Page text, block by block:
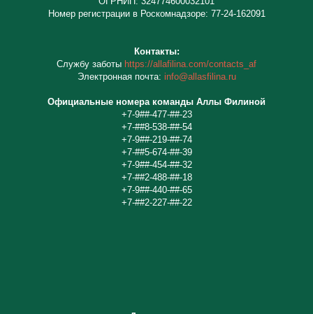
Номер регистрации в Роскомнадзоре: 77-24-162091
Контакты:
Cлужбу заботы https://allafilina.com/contacts_af
Электронная почта: info@allasfilina.ru
Официальные номера команды Аллы Филиной
+7-9##-477-##-23
+7-##8-538-##-54
+7-9##-219-##-74
+7-##5-674-##-39
+7-9##-454-##-32
+7-##2-488-##-18
+7-9##-440-##-65
+7-##2-227-##-22